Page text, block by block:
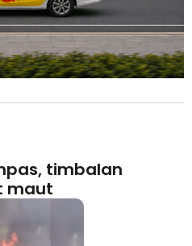
timbalan
maut